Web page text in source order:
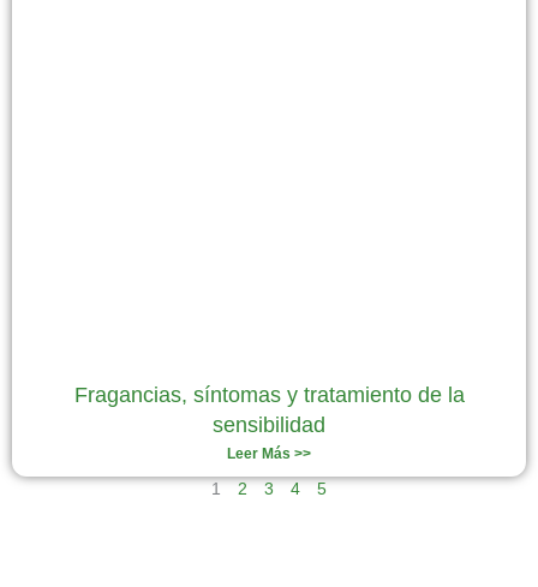
Fragancias, síntomas y tratamiento de la
sensibilidad
Leer Más >>
1 2 3 4 5